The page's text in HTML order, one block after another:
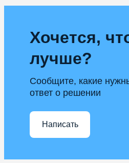
Хочется,
лучше?
Сообщите, какие
ответ о решении
Написать